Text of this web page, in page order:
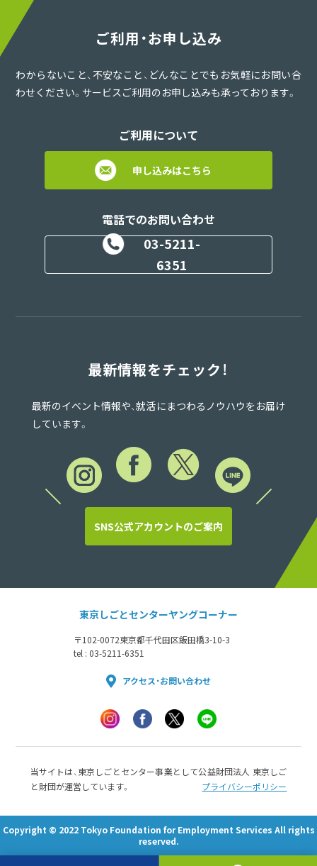
ご利用・お申し込み
わからないこと、不安なこと、どんなことでもお気軽にお問い合
わせください。サービスご利用のお申し込みも承っております。
ご利用について
申し込みはこちら
電話でのお問い合わせ
03-5211-
6351
最新情報をチェック！
最新のイベント情報や、就活にまつわるノウハウをお届け
しています。
SNS公式アカウントのご案内
東京しごとセンターヤングコーナー
〒102-0072東京都千代田区飯田橋3-10-3
tel : 03-5211-6351
アクセス・お問い合わせ
当サイトは、東京しごとセンター事業として公益財団法人 東京しご
と財団が運営しています。
プライバシーポリシー
Copyright © 2022 Tokyo Foundation for Employment Services All rights
reserved.